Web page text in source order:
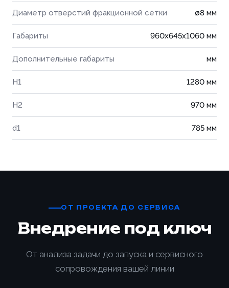
Диаметр отверстий фракционной сетки ø8 мм
Габариты 960x645x1060 мм
Дополнительные габариты мм
H1 1280 мм
H2 970 мм
d1 785 мм
ОТ ПРОЕКТА ДО СЕРВИСА
Внедрение под ключ
От анализа задачи до запуска и сервисного
сопровождения вашей линии
Ваше имя *